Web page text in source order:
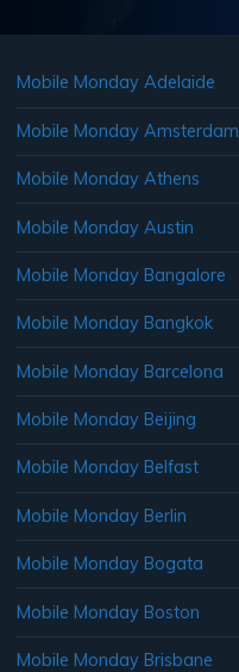
Mobile Monday Adelaide
Mobile Monday Amsterdam
Mobile Monday Athens
Mobile Monday Austin
Mobile Monday Bangalore
Mobile Monday Bangkok
Mobile Monday Barcelona
Mobile Monday Beijing
Mobile Monday Belfast
Mobile Monday Berlin
Mobile Monday Bogata
Mobile Monday Boston
Mobile Monday Brisbane